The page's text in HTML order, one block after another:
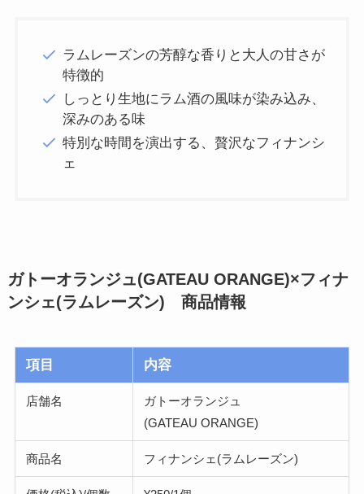
ラムレーズンの芳醇な香りと大人の甘さが
特徴的
しっとり生地にラム酒の風味が染み込み、
深みのある味
特別な時間を演出する、贅沢なフィナンシ
ェ
ガトーオランジュ(GATEAU ORANGE)×フィナ
ンシェ(ラムレーズン) 商品情報
項目 内容
店舗名
ガトーオランジュ
(GATEAU ORANGE)
商品名 フィナンシェ(ラムレーズン)